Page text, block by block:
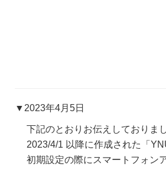
▼2023年4月5日
下記のとおりお伝えしておりま
2023/4/1 以降に作成された「
初期設定の際にスマートフォン